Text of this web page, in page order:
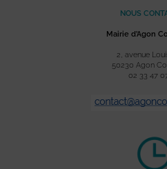
NOUS
Mairie d’Agon
2, avenue
50230 Agon
02 33 47